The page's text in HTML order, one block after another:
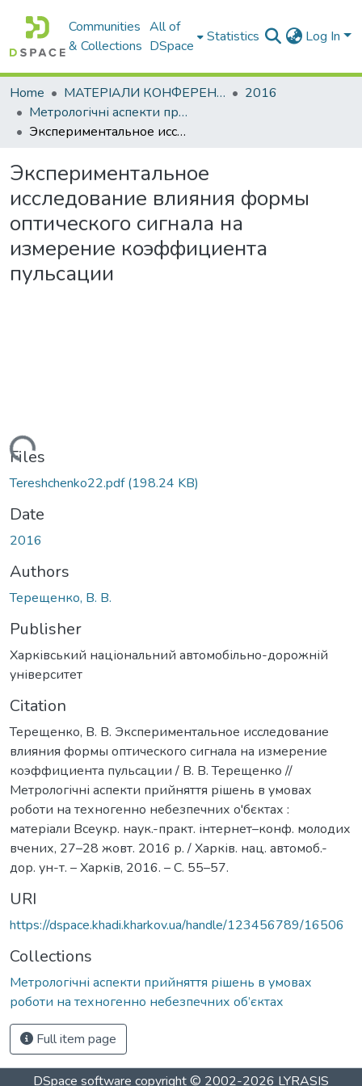
Communities
& Collections
All of
DSpace
Statistics Log In
Home МАТЕРІАЛИ КОНФЕРЕНЦІЙ
2016
Метрологічні аспекти прийняття рішень в умовах роботи на техногенно небезпечних об’єктах
Экспериментальное исследование влияния формы оптического сигнала на измерение коэффициента пульсации
Экспериментальное
исследование влияния формы
оптического сигнала на
измерение коэффициента
пульсации
Loading...
Files
Tereshchenko22.pdf(198.24 KB)
Date
2016
Authors
Терещенко, В. В.
Publisher
Харківський національний автомобільно-дорожній
університет
Citation
Терещенко, В. В. Экспериментальное исследование
влияния формы оптического сигнала на измерение
коэффициента пульсации / В. В. Терещенко //
Метрологічні аспекти прийняття рішень в умовах
роботи на техногенно небезпечних о'бєктах :
матеріали Всеукр. наук.-практ. інтернет–конф. молодих
вчених, 27–28 жовт. 2016 р. / Харків. нац. автомоб.-
дор. ун-т. – Харків, 2016. – С. 55–57.
URI
https://dspace.khadi.kharkov.ua/handle/123456789/16506
Collections
Метрологічні аспекти прийняття рішень в умовах
роботи на техногенно небезпечних об’єктах
Full item page
DSpace software copyright © 2002-2026 LYRASIS